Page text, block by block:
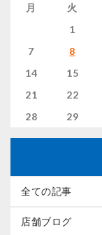
月 火
1
7
8
14
15
21
22
28
29
全ての記事
店舗ブログ